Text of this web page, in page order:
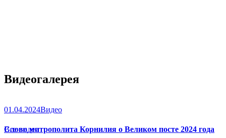
Видеогалерея
01.04.2024Видео
Слово митрополита Корнилия о Великом посте 2024 года
Все видео